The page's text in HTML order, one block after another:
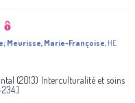
; Meurisse, Marie-Françoise, HE
(2013) Interculturalité et soins